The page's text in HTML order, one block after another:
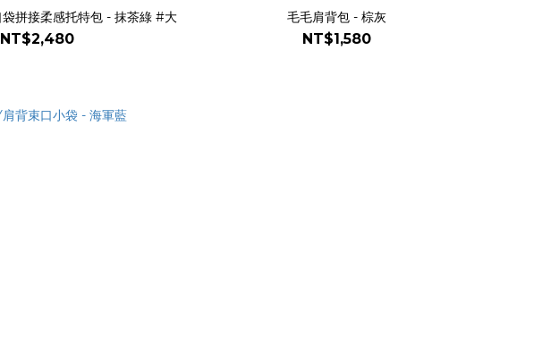
拼接柔感托特包 - 抹茶綠 #大
NT$2,480
毛毛肩背包 - 棕灰
NT$1,580